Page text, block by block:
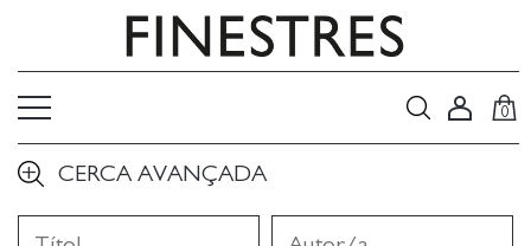
0
CERCA AVANÇADA